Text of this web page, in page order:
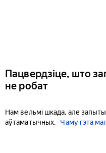
Пацвердзіце, што
не робат
Нам вельмі шкада, але
аўтаматычных.
Чаму гэта